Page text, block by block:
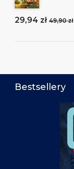
29,94 zł 49,90 zł
Bestsellery